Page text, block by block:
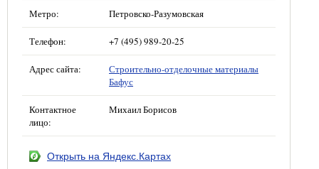
Метро: Петровско-Разумовская
Телефон: +7 (495) 989-20-25
Адрес сайта:
Строительно-отделочные материалы
Бафус
Контактное
лицо:
Михаил Борисов
Открыть на Яндекс.Картах